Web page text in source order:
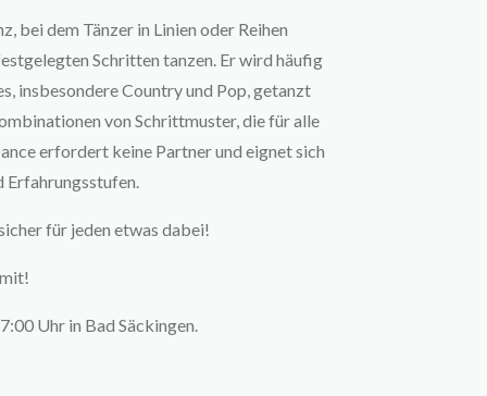
bei dem Tänzer in Linien oder Reihen
Schritten tanzen. Er wird häufig
insbesondere Country und Pop, getanzt
von Schrittmuster, die für alle
erfordert keine Partner und eignet sich
Erfahrungsstufen.
für jeden etwas dabei!
Uhr in Bad Säckingen.